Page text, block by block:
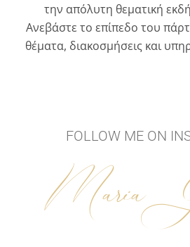
την απόλυτη θεματική
Ανεβάστε το επίπεδο του
θέματα, διακοσμήσεις και
FOLLOW ME ON
Maria